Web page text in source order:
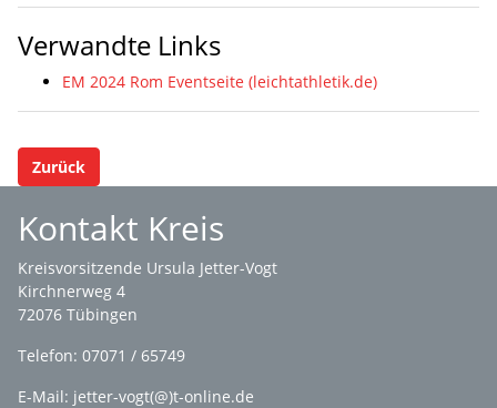
Verwandte Links
EM 2024 Rom Eventseite (leichtathletik.de)
Zurück
Kontakt Kreis
Kreisvorsitzende Ursula Jetter-Vogt
Kirchnerweg 4
72076 Tübingen
Telefon: 07071 / 65749
E-Mail: jetter-vogt(@)t-online.de